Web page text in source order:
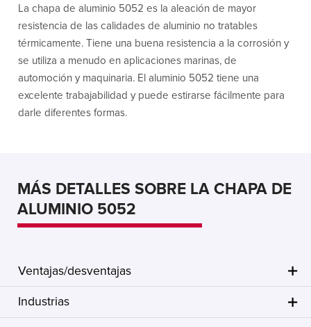
La chapa de aluminio 5052 es la aleación de mayor
resistencia de las calidades de aluminio no tratables
térmicamente. Tiene una buena resistencia a la corrosión y
se utiliza a menudo en aplicaciones marinas, de
automoción y maquinaria. El aluminio 5052 tiene una
excelente trabajabilidad y puede estirarse fácilmente para
darle diferentes formas.
MÁS DETALLES SOBRE LA CHAPA DE
ALUMINIO 5052
Ventajas/desventajas
Industrias